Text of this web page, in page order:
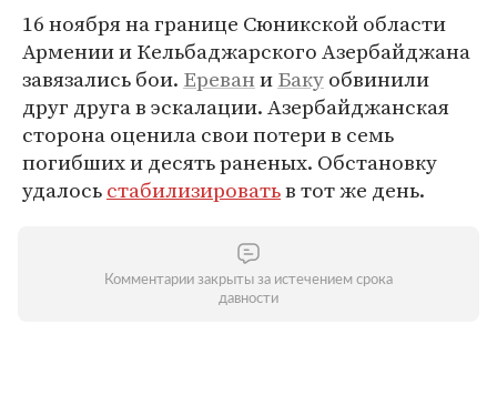
16 ноября на границе Сюникской области
Армении и Кельбаджарского Азербайджана
завязались бои. ЕреваниБакуобвинили
друг друга в эскалации. Азербайджанская
сторона оценила свои потери в семь
погибших и десять раненых. Обстановку
удалосьстабилизироватьв тот же день.
Комментарии закрыты за истечением срока
давности